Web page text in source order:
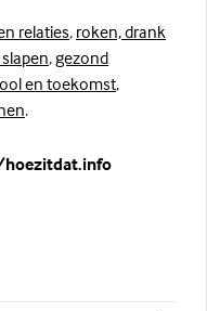
relaties, roken, drank
, gezond
en toekomst,
.
hoezitdat.info